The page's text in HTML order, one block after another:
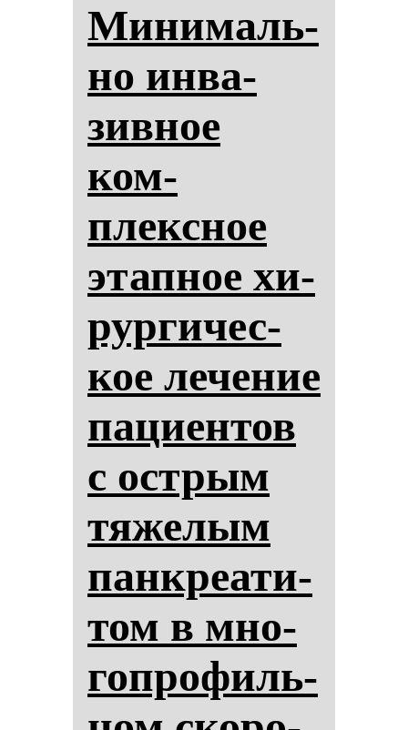
Ми­ни­маль­
но ин­ва­
зив­ное
ком­
плексное
этап­ное хи­
рур­ги­чес­
кое ле­че­ние
па­ци­ен­тов
с ос­трым
тя­же­лым
пан­кре­ати­
том в мно­
гоп­ро­филь­